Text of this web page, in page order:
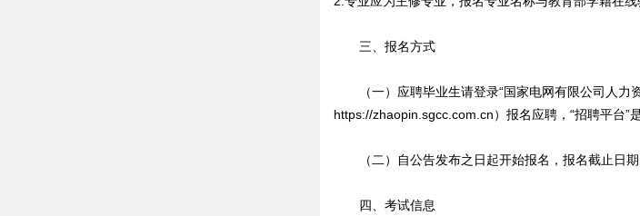
三、报名方式
（一）应聘毕业生请登录“国家电网有限公司人力资
https://zhaopin.sgcc.com.cn）报名应聘，“招聘平台”
（二）自公告发布之日起开始报名，报名截止日期
四、考试信息